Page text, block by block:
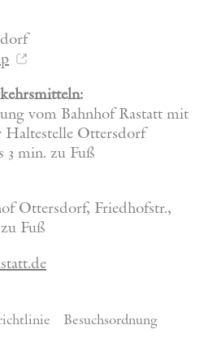
vom Bahnhof Rastatt mit
Haltestelle Ottersdorf
3 min. zu Fuß
Ottersdorf, Friedhofstr.,
Fuß
Besuchsordnung